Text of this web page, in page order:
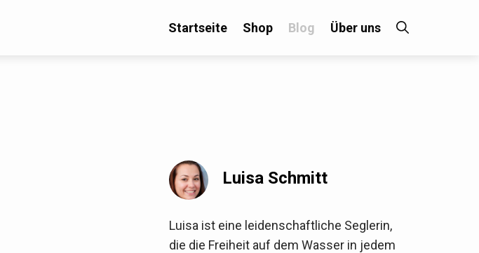
Startseite Shop Blog Über uns
Luisa Schmitt
Luisa ist eine leidenschaftliche Seglerin,
die die Freiheit auf dem Wasser in jedem
Produkte im Sale bei Decathlon an!